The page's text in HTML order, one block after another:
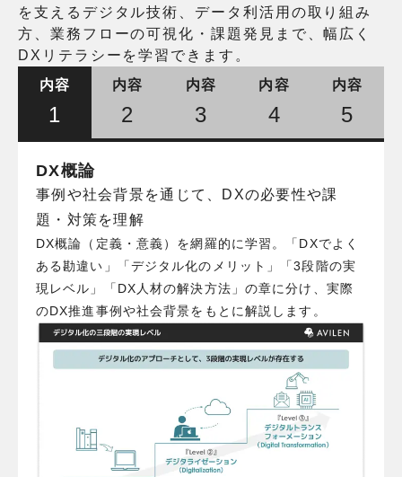
を支えるデジタル技術、 データ利活用の取り組み
方、業務フローの可視化・課題発見まで、幅広く
DXリテラシーを学習できます。
内容
1
内容
2
内容
3
内容
4
内容
5
DX概論
事例や社会背景を通じて、DXの必要性や課
題・対策を理解
DX概論（定義・意義）を網羅的に学習。「DXでよく
ある勘違い」「デジタル化のメリット」「3段階の実
現レベル」「DX人材の解決方法」の章に分け、実際
のDX推進事例や社会背景をもとに解説します。